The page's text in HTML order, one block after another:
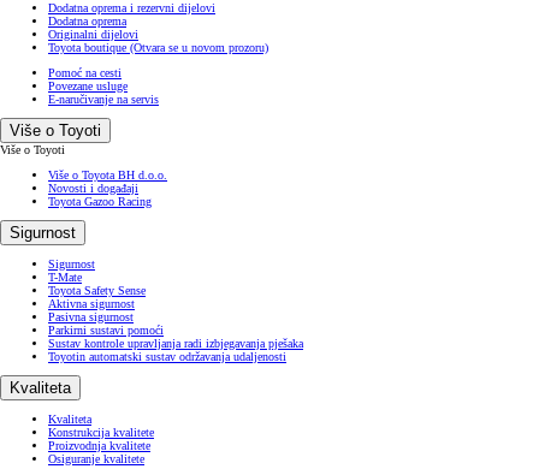
Dodatna oprema i rezervni dijelovi
Dodatna oprema
Originalni dijelovi
Toyota boutique (Otvara se u novom prozoru)
Pomoć na cesti
Povezane usluge
E-naručivanje na servis
Više o Toyoti
Više o Toyoti
Više o Toyota BH d.o.o.
Novosti i događaji
Toyota Gazoo Racing
Sigurnost
Sigurnost
T-Mate
Toyota Safety Sense
Aktivna sigurnost
Pasivna sigurnost
Parkirni sustavi pomoći
Sustav kontrole upravljanja radi izbjegavanja pješaka
Toyotin automatski sustav održavanja udaljenosti
Kvaliteta
Kvaliteta
Konstrukcija kvalitete
Proizvodnja kvalitete
Osiguranje kvalitete